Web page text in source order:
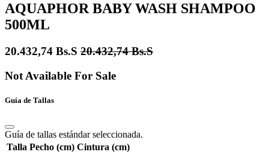
AQUAPHOR BABY WASH SHAMPOO
500ML
20.432,74 Bs.S 20.432,74Bs.S
Not Available For Sale
Guía de Tallas
Guía de tallas estándar seleccionada.
Talla Pecho (cm) Cintura (cm)